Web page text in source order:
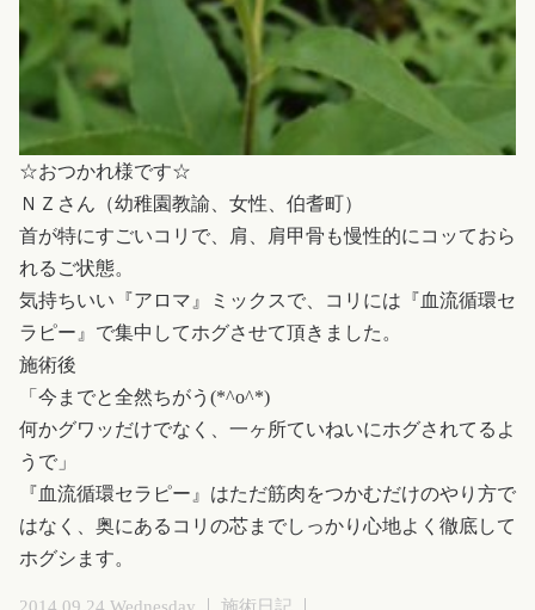
☆おつかれ様です☆
ＮＺさん（幼稚園教諭、女性、伯耆町）
首が特にすごいコリで、肩、肩甲骨も慢性的にコッておら
れるご状態。
気持ちいい『アロマ』ミックスで、コリには『血流循環セ
ラピー』で集中してホグさせて頂きました。
施術後
「今までと全然ちがう(*^o^*)
何かグワッだけでなく、一ヶ所ていねいにホグされてるよ
うで」
『血流循環セラピー』はただ筋肉をつかむだけのやり方で
はなく、奥にあるコリの芯までしっかり心地よく徹底して
ホグシます。